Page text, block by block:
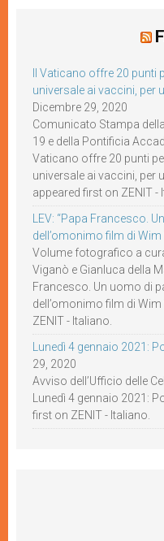
Il Vaticano offre 20
universale ai vaccini, per
Dicembre 29, 2020
Comunicato Stampa
19 e della Pontificia
Vaticano offre 20 punti
universale ai vaccini, per
appeared first on ZENIT -
LEV: “Papa Francesco.
dell’omonimo film di Wim
Volume fotografico a
Viganò e Gianluca della
Francesco. Un uomo di
dell’omonimo film di
ZENIT - Italiano.
Lunedì 4 gennaio 2021:
29, 2020
Avviso dell’Ufficio delle
Lunedì 4 gennaio 2021:
first on ZENIT - Italiano.